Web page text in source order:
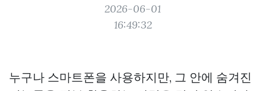
2026-06-01
16:49:32
누구나 스마트폰을 사용하지만, 그 안에 숨겨진